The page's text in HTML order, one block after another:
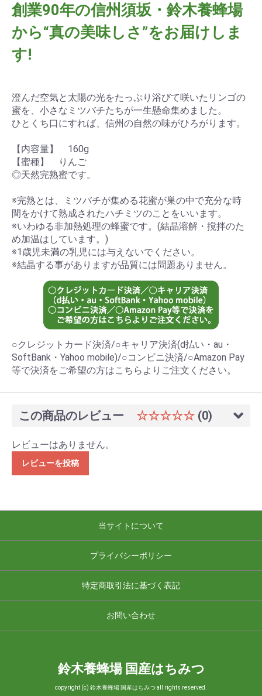
創業90年の信州須坂・鈴木養蜂場
から“真の美味しさ”をお届けしま
す!
澄んだ空気と太陽の光をたっぷり浴びて咲いたリンゴの
蜜を、小さなミツバチたちが一生懸命集めました。
ひとくち口にすれば、信州の自然の味がひろがります。
【内容量】 160g
【蜜種】 りんご
◎天然完熟蜜です。
※完熟とは、ミツバチが集める花蜜が巣の中で充分な時
間をかけて熟成されたハチミツのことをいいます。
※いわゆる非加熱処理の蜂蜜です。(結晶溶解・撹拌のた
め加温はしています。)
※1歳児未満の乳児には与えないでください。
※結晶する事がありますが品質には問題ありません。
○クレジットカード決済/○キャリア決済(d払い・au・
SoftBank・Yahoo mobile)/○コンビニ決済/○Amazon Pay
等で決済をご希望の方はこちらよりご注文ください。
この商品のレビュー ☆☆☆☆☆ (0)
レビューはありません。
レビューを投稿
当サイトについて
プライバシーポリシー
特定商取引法に基づく表記
お問い合わせ
鈴木養蜂場 国産はちみつ
copyright (c) 鈴木養蜂場 国産はちみつ all rights reserved.